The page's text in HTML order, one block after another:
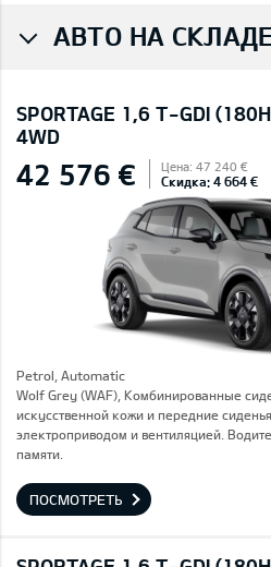
АВТО НА
SPORTAGE 1,6 T-GDI
4WD
42 576 € Цена: 47 240 €
Скидка: 4 664 €
Petrol, Automatic
Wolf Grey (WAF), Комбинированные
искусственной кожи и передние
электроприводом и вентиляцией.
памяти.
ПОСМОТРЕТЬ